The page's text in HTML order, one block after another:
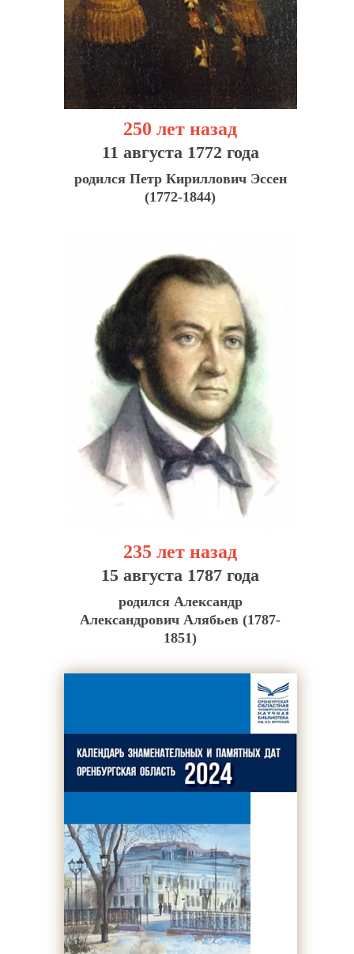
250 лет назад
11 августа 1772 года
родился Петр Кириллович Эссен
(1772-1844)
235 лет назад
15 августа 1787 года
родился Александр
Александрович Алябьев (1787-
1851)